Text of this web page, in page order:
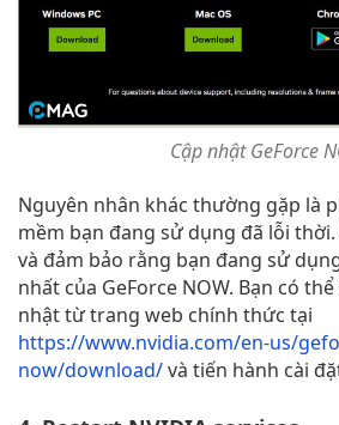
Cập nhật GeForce
Nguyên nhân khác thường gặp là
mềm bạn đang sử dụng đã lỗi
và đảm bảo rằng bạn đang sử
nhất của GeForce NOW. Bạn có
nhật từ trang web chính thức tại
https://www.nvidia.com/en-us/
now/download/và tiến hành cài